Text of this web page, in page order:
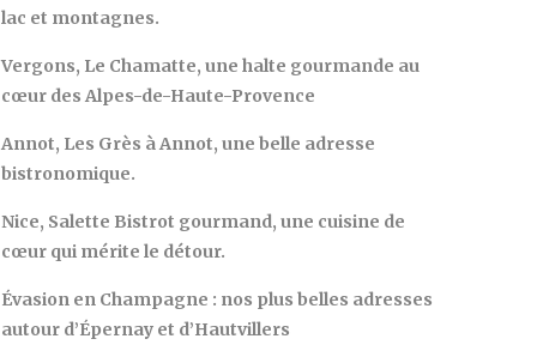
lac et montagnes.
Vergons, Le Chamatte, une halte gourmande au
cœur des Alpes-de-Haute-Provence
Annot, Les Grès à Annot, une belle adresse
bistronomique.
Nice, Salette Bistrot gourmand, une cuisine de
cœur qui mérite le détour.
Évasion en Champagne : nos plus belles adresses
autour d’Épernay et d’Hautvillers